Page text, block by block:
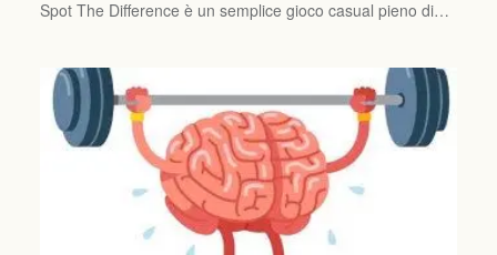
Spot The Difference è un semplice gioco casual pieno di…